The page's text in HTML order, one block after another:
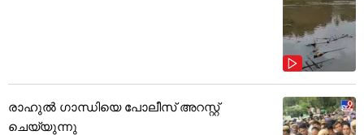
രാഹുൽ ഗാന്ധിയെ പോലീസ് അറസ്റ്റ്
ചെയ്യുന്നു